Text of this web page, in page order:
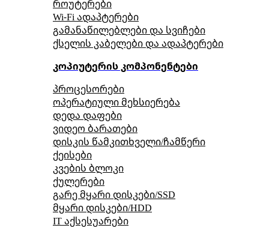
როუტერები
Wi-Fi ადაპტერები
გამანაწილებლები და სვიჩები
ქსელის კაბელები და ადაპტერები
კოპიუტერის კომპონენტები
პროცესორები
ოპერატიული მეხსიერება
დედა დაფები
ვიდეო ბარათები
დისკის წამკითხველი/ჩამწერი
ქეისები
კვების ბლოკი
ქულერები
გარე მყარი დისკები/SSD
მყარი დისკები/HDD
IT აქსესუარები